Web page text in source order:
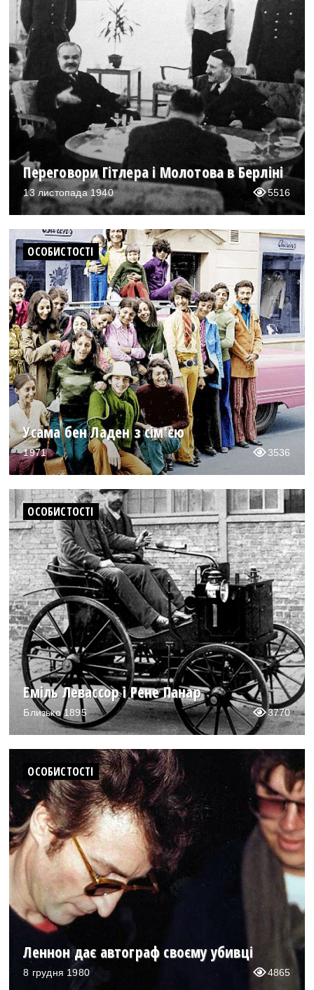
Переговори Гітлера і Молотова в Берліні
13 листопада 1940 5516
ОСОБИСТОСТІ
Усама бен Ладен з сім'єю
1971 3536
ОСОБИСТОСТІ
Еміль Левассор і Рене Панар
Близько 1895 3770
ОСОБИСТОСТІ
Леннон дає автограф своєму убивці
8 грудня 1980 4865